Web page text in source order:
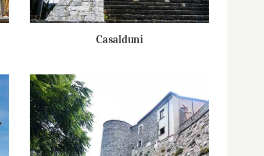
Casalduni